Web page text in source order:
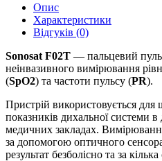
Опис
Характеристики
Відгуків (0)
Sonosat F02T — пальцевий
неінвазивного вимірювання
(SpO2) та частоти пульсу (PR).
Пристрій використовується
показників дихальної системи
медичних закладах.
за допомогою оптичного
результат безболісно та за